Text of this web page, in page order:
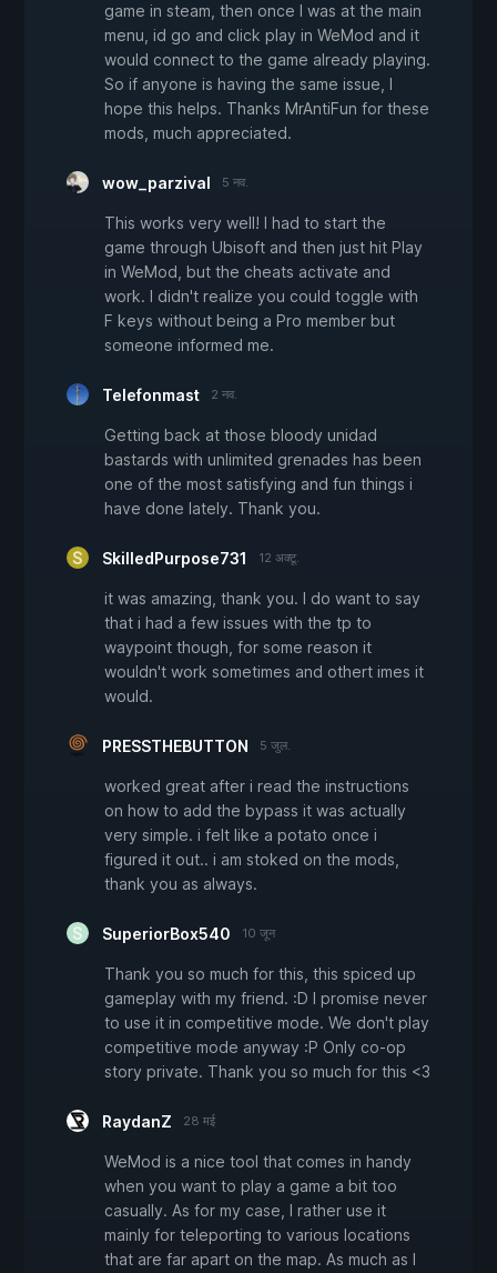
game in steam, then once I was at the main
menu, id go and click play in WeMod and it
would connect to the game already playing.
So if anyone is having the same issue, I
hope this helps. Thanks MrAntiFun for these
mods, much appreciated.
wow_parzival 5 नव.
This works very well! I had to start the
game through Ubisoft and then just hit Play
in WeMod, but the cheats activate and
work. I didn't realize you could toggle with
F keys without being a Pro member but
someone informed me.
Telefonmast 2 नव.
Getting back at those bloody unidad
bastards with unlimited grenades has been
one of the most satisfying and fun things i
have done lately. Thank you.
SkilledPurpose731 12 अक्टू.
it was amazing, thank you. I do want to say
that i had a few issues with the tp to
waypoint though, for some reason it
wouldn't work sometimes and othert imes it
would.
PRESSTHEBUTTON 5 जुल.
worked great after i read the instructions
on how to add the bypass it was actually
very simple. i felt like a potato once i
figured it out.. i am stoked on the mods,
thank you as always.
SuperiorBox540 10 जून
Thank you so much for this, this spiced up
gameplay with my friend. :D I promise never
to use it in competitive mode. We don't play
competitive mode anyway :P Only co-op
story private. Thank you so much for this <3
RaydanZ 28 मई
WeMod is a nice tool that comes in handy
when you want to play a game a bit too
casually. As for my case, I rather use it
mainly for teleporting to various locations
that are far apart on the map. As much as I